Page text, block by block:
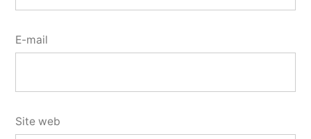
E-mail
Site web